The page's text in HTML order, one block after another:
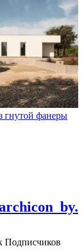
гнутой фанеры
Подписчиков